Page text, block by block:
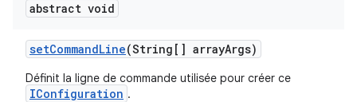
abstract void
setCommandLine(String[] arrayArgs)
Définit la ligne de commande utilisée pour créer ce
IConfiguration .